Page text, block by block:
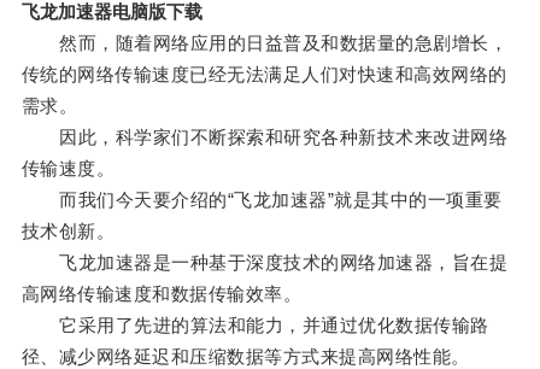
飞龙加速器电脑版下载
然而，随着网络应用的日益普及和数据量的急剧增长，
传统的网络传输速度已经无法满足人们对快速和高效网络的
需求。
因此，科学家们不断探索和研究各种新技术来改进网络
传输速度。
而我们今天要介绍的“飞龙加速器”就是其中的一项重要
技术创新。
飞龙加速器是一种基于深度技术的网络加速器，旨在提
高网络传输速度和数据传输效率。
它采用了先进的算法和能力，并通过优化数据传输路
径、减少网络延迟和压缩数据等方式来提高网络性能。